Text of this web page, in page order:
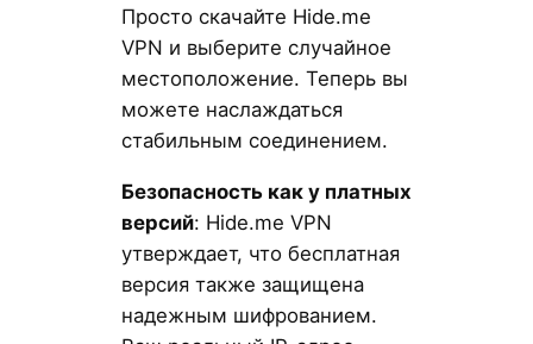
Просто скачайте Hide.me
VPN и выберите случайное
местоположение. Теперь вы
можете наслаждаться
стабильным соединением.
Безопасность как у платных
версий: Hide.me VPN
утверждает, что бесплатная
версия также защищена
надежным шифрованием.